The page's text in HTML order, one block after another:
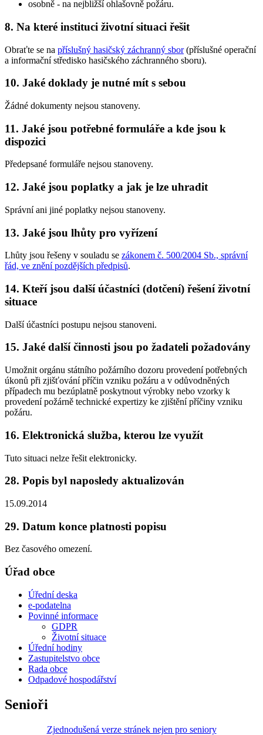
osobně - na nejbližší ohlašovně požáru.
8. Na které instituci životní situaci řešit
Obraťte se na příslušný hasičský záchranný sbor(příslušné operační
a informační středisko hasičského záchranného sboru).
10. Jaké doklady je nutné mít s sebou
Žádné dokumenty nejsou stanoveny.
11. Jaké jsou potřebné formuláře a kde jsou k
dispozici
Předepsané formuláře nejsou stanoveny.
12. Jaké jsou poplatky a jak je lze uhradit
Správní ani jiné poplatky nejsou stanoveny.
13. Jaké jsou lhůty pro vyřízení
Lhůty jsou řešeny v souladu se zákonem č. 500/2004 Sb., správní
řád, ve znění pozdějších předpisů.
14. Kteří jsou další účastníci (dotčení) řešení životní
situace
Další účastníci postupu nejsou stanoveni.
15. Jaké další činnosti jsou po žadateli požadovány
Umožnit orgánu státního požárního dozoru provedení potřebných
úkonů při zjišťování příčin vzniku požáru a v odůvodněných
případech mu bezúplatně poskytnout výrobky nebo vzorky k
provedení požárně technické expertizy ke zjištění příčiny vzniku
požáru.
16. Elektronická služba, kterou lze využít
Tuto situaci nelze řešit elektronicky.
28. Popis byl naposledy aktualizován
15.09.2014
29. Datum konce platnosti popisu
Bez časového omezení.
Úřad obce
Úřední deska
e-podatelna
Povinné informace
GDPR
Životní situace
Úřední hodiny
Zastupitelstvo obce
Rada obce
Odpadové hospodářství
Senioři
Zjednodušená verze stránek nejen pro seniory